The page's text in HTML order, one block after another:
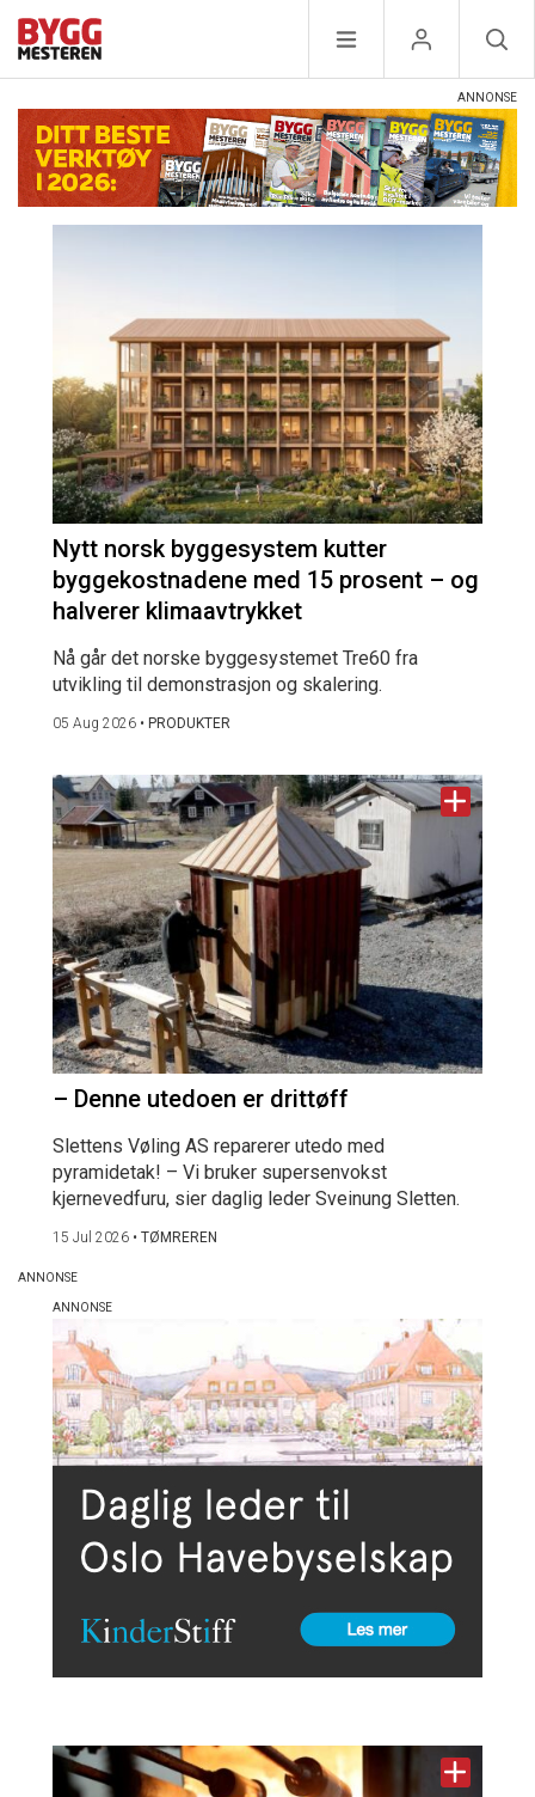
Nytt norsk byggesystem kutter
byggekostnadene med 15 prosent – og
halverer klimaavtrykket
Nå går det norske byggesystemet Tre60 fra
utvikling til demonstrasjon og skalering.
05 Aug 2026 • PRODUKTER
– Denne utedoen er drittøff
Slettens Vøling AS reparerer utedo med
pyramidetak! – Vi bruker supersenvokst
kjernevedfuru, sier daglig leder Sveinung Sletten.
15 Jul 2026 • TØMREREN